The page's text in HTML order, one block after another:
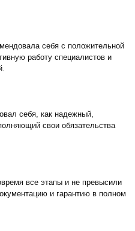
себя с положительной
работу специалистов и
себя, как надежный,
свои обязательства
все этапы и не превысили
и гарантию в полном